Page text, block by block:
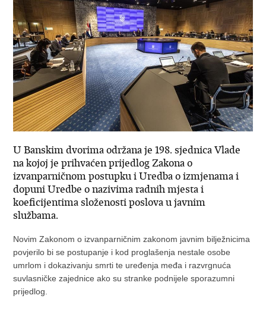
U Banskim dvorima održana je 198. sjednica Vlade
na kojoj je prihvaćen prijedlog Zakona o
izvanparničnom postupku i Uredba o izmjenama i
dopuni Uredbe o nazivima radnih mjesta i
koeficijentima složenosti poslova u javnim
službama.
Novim Zakonom o izvanparničnim zakonom javnim bilježnicima
povjerilo bi se postupanje i kod proglašenja nestale osobe
umrlom i dokazivanju smrti te uređenja međa i razvrgnuća
suvlasničke zajednice ako su stranke podnijele sporazumni
prijedlog.